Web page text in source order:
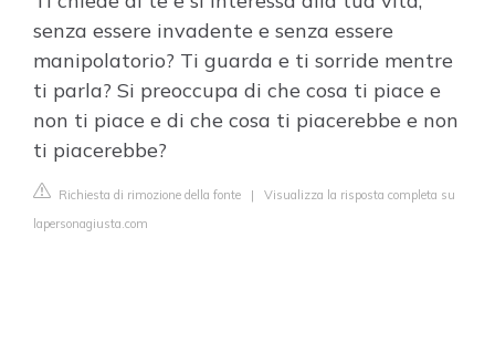
senza essere invadente e senza essere
manipolatorio? Ti guarda e ti sorride mentre
ti parla? Si preoccupa di che cosa ti piace e
non ti piace e di che cosa ti piacerebbe e non
ti piacerebbe?
Richiesta di rimozione della fonte | Visualizza la risposta completa su
lapersonagiusta.com